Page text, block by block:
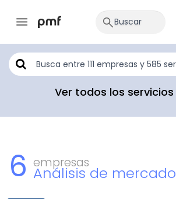
Ver todos los servicios
6 empresas
Análisis de mercado